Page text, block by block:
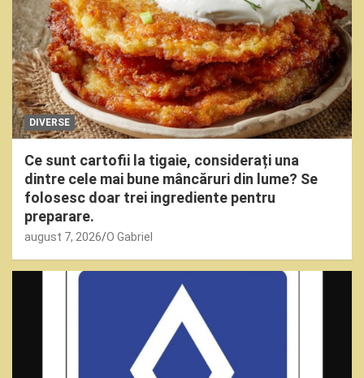
DIVERSE
Ce sunt cartofii la tigaie, considerați una
dintre cele mai bune mâncăruri din lume? Se
folosesc doar trei ingrediente pentru
preparare.
august 7, 2026 O Gabriel